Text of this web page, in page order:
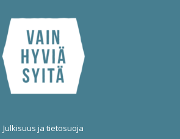
Julkisuus ja tietosuoja